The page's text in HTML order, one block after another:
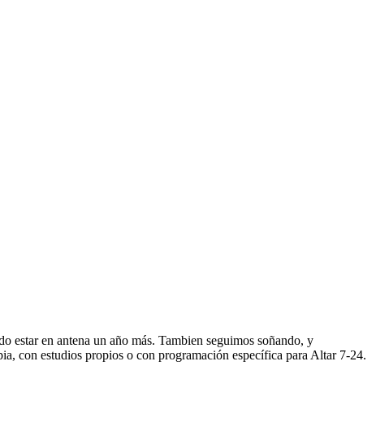
estar en antena un año más. Tambien seguimos soñando, y
con estudios propios o con programación específica para Altar 7-24.